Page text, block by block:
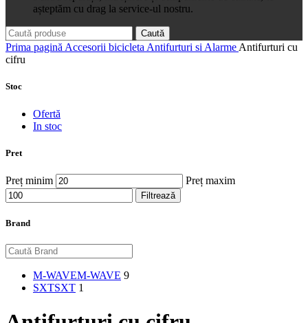
așteptăm cu drag la service-ul nostru.
Caută
Prima pagină Accesorii bicicleta Antifurturi si Alarme Antifurturi cu
cifru
Stoc
Ofertă
In stoc
Pret
Preț minim Preț maxim
Filtrează
Brand
M-WAVEM-WAVE 9
SXTSXT 1